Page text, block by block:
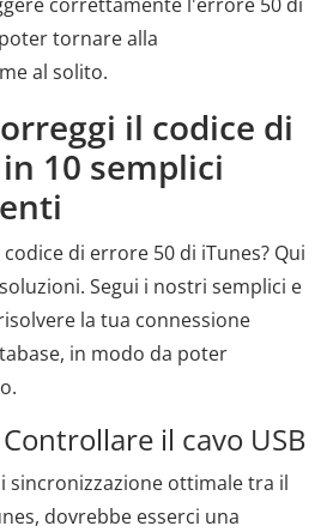
tornare alla
al solito.
il codice di
10 semplici
di errore 50 di iTunes? Qui
Segui i nostri semplici e
la tua connessione
in modo da poter
il cavo USB
sincronizzazione ottimale tra il
dovrebbe esserci una